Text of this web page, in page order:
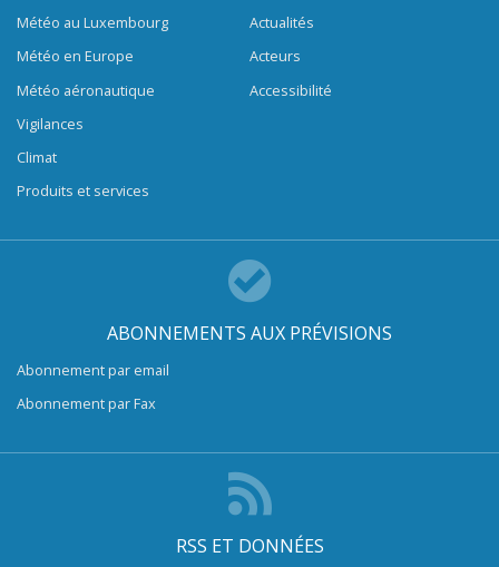
Météo au Luxembourg
Météo en Europe
Météo aéronautique
Vigilances
Climat
Produits et services
Actualités
Acteurs
Accessibilité
ABONNEMENTS AUX PRÉVISIONS
Abonnement par email
Abonnement par Fax
RSS ET DONNÉES